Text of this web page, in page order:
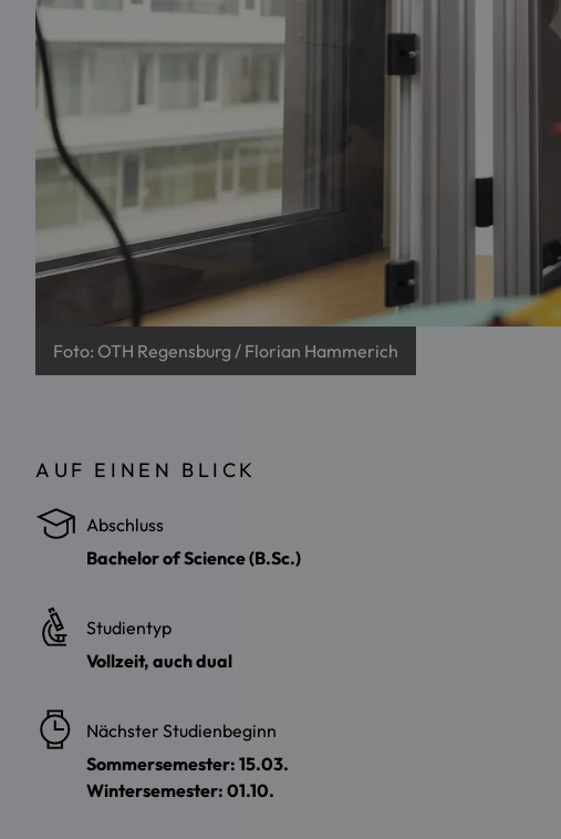
Foto: OTH Regensburg / Florian Hammerich
AUF EINEN BLICK
Abschluss
Bachelor of Science (B.Sc.)
Studientyp
Vollzeit, auch dual
Nächster Studienbeginn
Sommersemester: 15.03.
Wintersemester: 01.10.